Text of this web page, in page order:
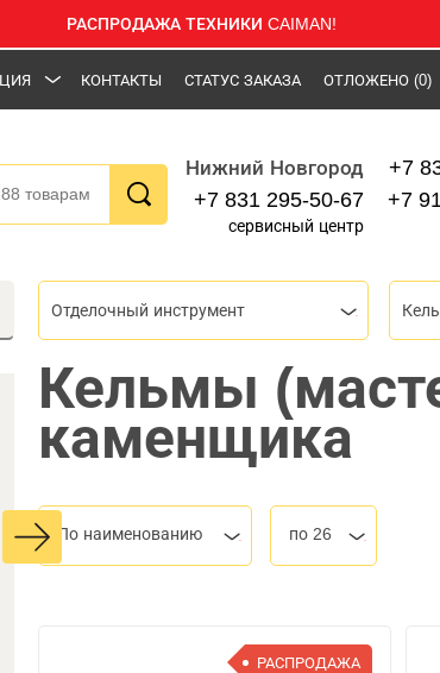
РАСПРОДАЖА ТЕХНИКИ CAIMAN!
КОНТАКТЫ СТАТУС ЗАКАЗА ОТЛОЖЕНО (0)
Нижний Новгород
+7 831 295-50-67
сервисный центр
+7
+7
Отделочный инструмент
Кельмы
каменщика
По наименованию по 26
РАСПРОДАЖА